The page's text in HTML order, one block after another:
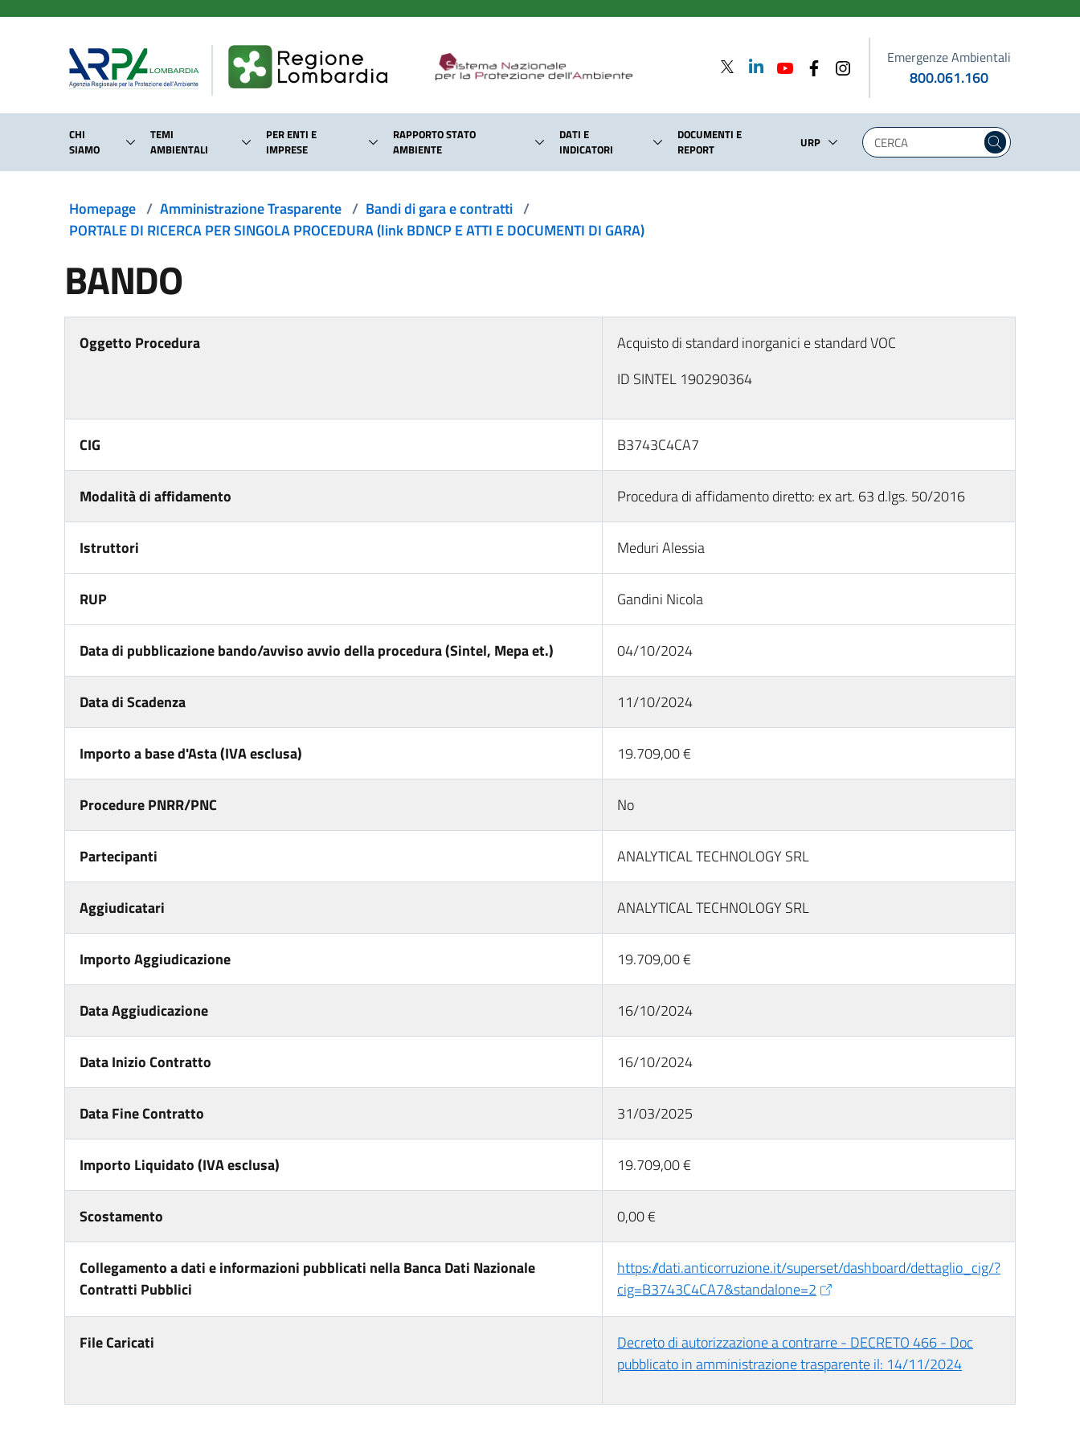
Emergenze Ambientali
800.061.160
CHI
SIAMO
TEMI
AMBIENTALI
PER ENTI E
IMPRESE
RAPPORTO STATO
AMBIENTE
DATI E
INDICATORI
DOCUMENTI E
REPORT
URP
Homepage / Amministrazione Trasparente / Bandi di gara e contratti /
PORTALE DI RICERCA PER SINGOLA PROCEDURA (link BDNCP E ATTI E DOCUMENTI DI GARA)
BANDO
Oggetto Procedura
Acquisto di standard inorganici e standard VOC
ID SINTEL 190290364
CIG B3743C4CA7
Modalità di affidamento Procedura di affidamento diretto: ex art. 63 d.lgs. 50/2016
Istruttori Meduri Alessia
RUP Gandini Nicola
Data di pubblicazione bando/avviso avvio della procedura (Sintel, Mepa et.) 04/10/2024
Data di Scadenza 11/10/2024
Importo a base d'Asta (IVA esclusa) 19.709,00 €
Procedure PNRR/PNC No
Partecipanti ANALYTICAL TECHNOLOGY SRL
Aggiudicatari ANALYTICAL TECHNOLOGY SRL
Importo Aggiudicazione 19.709,00 €
Data Aggiudicazione 16/10/2024
Data Inizio Contratto 16/10/2024
Data Fine Contratto 31/03/2025
Importo Liquidato (IVA esclusa) 19.709,00 €
Scostamento 0,00 €
Collegamento a dati e informazioni pubblicati nella Banca Dati Nazionale
Contratti Pubblici
https://dati.anticorruzione.it/superset/dashboard/dettaglio_cig/?
cig=B3743C4CA7&standalone=2
File Caricati
Decreto di autorizzazione a contrarre - DECRETO 466 - Doc
pubblicato in amministrazione trasparente il: 14/11/2024